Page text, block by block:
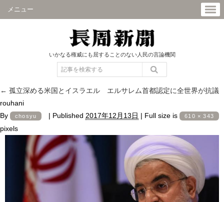
メニュー
いかなる権威にも屈することのない人民の言論機関
← 孤立深める米国とイスラエル エルサレム首都認定に全世界が抗議
rouhani
By
chosyu | Published 2017年12月13日 | Full size is 610 × 343
pixels